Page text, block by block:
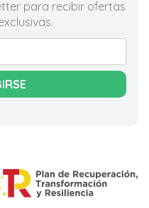
para recibir ofertas